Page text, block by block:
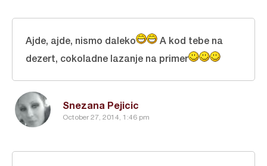
Snezana Pejicic
October 27, 2014, 1:46 pm
Ajde, ajde, nismo daleko
A kod tebe na
dezert, cokoladne lazanje na primer